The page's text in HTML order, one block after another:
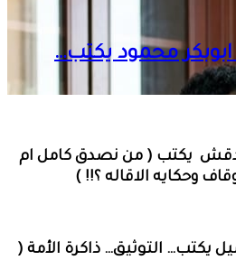
محمود يكتب…
دقش يكتب ( من نصدق كامل ام
وحكايه الاقاله ؟!! )
يكتب… التوثيق… ذاكرة الأمة (